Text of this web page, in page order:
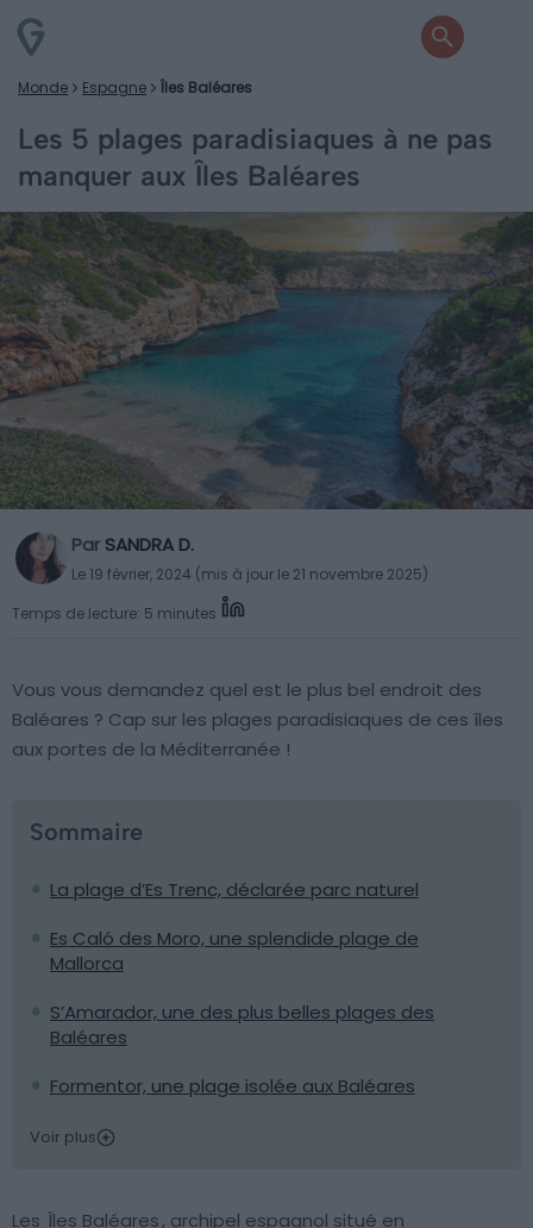
Monde Espagne Îles Baléares
Les 5 plages paradisiaques à ne pas
manquer aux Îles Baléares
Par SANDRA D.
Le 19 février, 2024 (mis à jour le 21 novembre 2025)
Temps de lecture: 5 minutes
Vous vous demandez quel est le plus bel endroit des
Baléares ? Cap sur les plages paradisiaques de ces îles
aux portes de la Méditerranée !
Sommaire
La plage d’Es Trenc, déclarée parc naturel
Es Caló des Moro, une splendide plage de
Mallorca
S’Amarador, une des plus belles plages des
Baléares
Formentor, une plage isolée aux Baléares
Voir plus
Les Îles Baléares, archipel espagnol situé en